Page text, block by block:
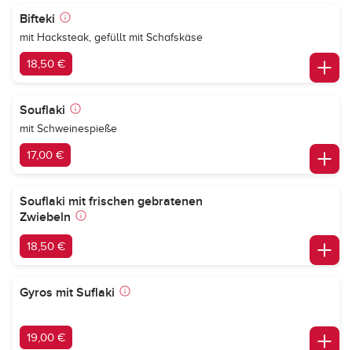
Bifteki
mit Hacksteak, gefüllt mit Schafskäse
18,50 €
Souflaki
mit Schweinespieße
17,00 €
Souflaki mit frischen gebratenen
Zwiebeln
18,50 €
Gyros mit Suflaki
19,00 €